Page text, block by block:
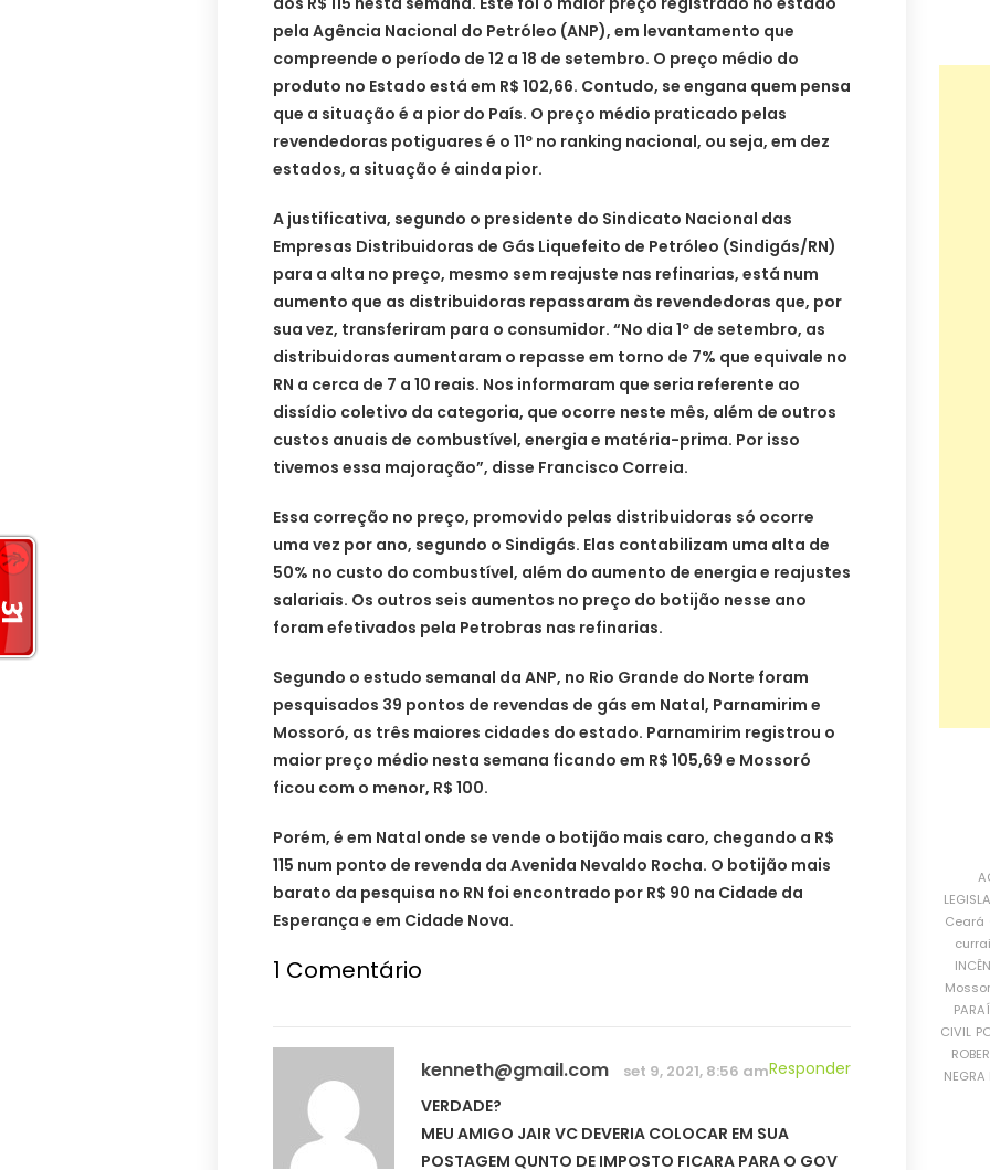
pela Agência Nacional do Petróleo (ANP), em levantamento que
compreende o período de 12 a 18 de setembro. O preço médio do
produto no Estado está em R$ 102,66. Contudo, se engana quem pensa
que a situação é a pior do País. O preço médio praticado pelas
revendedoras potiguares é o 11º no ranking nacional, ou seja, em dez
estados, a situação é ainda pior.
A justificativa, segundo o presidente do Sindicato Nacional das
Empresas Distribuidoras de Gás Liquefeito de Petróleo (Sindigás/RN)
para a alta no preço, mesmo sem reajuste nas refinarias, está num
aumento que as distribuidoras repassaram às revendedoras que, por
sua vez, transferiram para o consumidor. “No dia 1º de setembro, as
distribuidoras aumentaram o repasse em torno de 7% que equivale no
RN a cerca de 7 a 10 reais. Nos informaram que seria referente ao
dissídio coletivo da categoria, que ocorre neste mês, além de outros
custos anuais de combustível, energia e matéria-prima. Por isso
tivemos essa majoração”, disse Francisco Correia.
Essa correção no preço, promovido pelas distribuidoras só ocorre
uma vez por ano, segundo o Sindigás. Elas contabilizam uma alta de
50% no custo do combustível, além do aumento de energia e reajustes
salariais. Os outros seis aumentos no preço do botijão nesse ano
foram efetivados pela Petrobras nas refinarias.
Segundo o estudo semanal da ANP, no Rio Grande do Norte foram
pesquisados 39 pontos de revendas de gás em Natal, Parnamirim e
Mossoró, as três maiores cidades do estado. Parnamirim registrou o
maior preço médio nesta semana ficando em R$ 105,69 e Mossoró
ficou com o menor, R$ 100.
Porém, é em Natal onde se vende o botijão mais caro, chegando a R$
115 num ponto de revenda da Avenida Nevaldo Rocha. O botijão mais
barato da pesquisa no RN foi encontrado por R$ 90 na Cidade da
Esperança e em Cidade Nova.
1 Comentário
kenneth@gmail.com set 9, 2021, 8:56 amResponder
VERDADE?
MEU AMIGO JAIR VC DEVERIA COLOCAR EM SUA
POSTAGEM QUNTO DE IMPOSTO FICARA PARA O GOV
Ceará
CIVIL
NEGRA